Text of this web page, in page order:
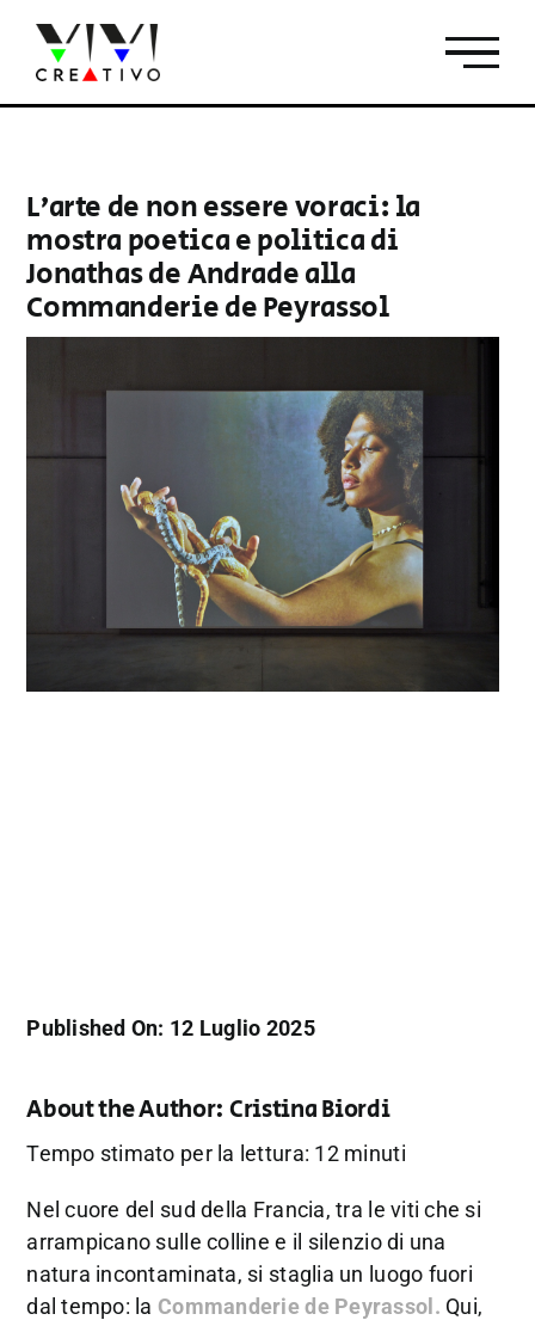
contenuto
L’arte de non essere voraci: la
mostra poetica e politica di
Jonathas de Andrade alla
Commanderie de Peyrassol
Published On: 12 Luglio 2025
About the Author: Cristina Biordi
Tempo stimato per la lettura: 12 minuti
Nel cuore del sud della Francia, tra le viti che si
arrampicano sulle colline e il silenzio di una
natura incontaminata, si staglia un luogo fuori
dal tempo: la Commanderie de Peyrassol . Qui,